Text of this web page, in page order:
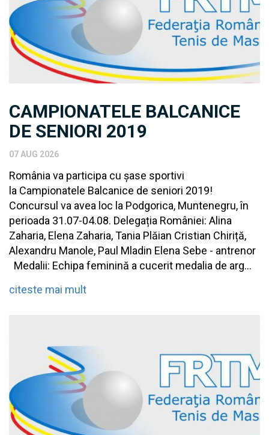
CAMPIONATELE BALCANICE
DE SENIORI 2019
07 AUG 2026
România va participa cu șase sportivi
la Campionatele Balcanice de seniori 2019!
Concursul va avea loc la Podgorica, Muntenegru, în
perioada 31.07-04.08. Delegația României: Alina
Zaharia, Elena Zaharia, Tania Plăian Cristian Chiriță,
Alexandru Manole, Paul Mladin Elena Sebe - antrenor
Medalii: Echipa feminină a cucerit medalia de arg...
citeste mai mult